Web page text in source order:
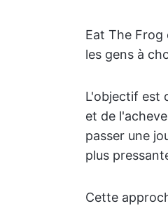
Eat The Frog
les gens à
L'objectif est
et de
passer une
plus
Cette